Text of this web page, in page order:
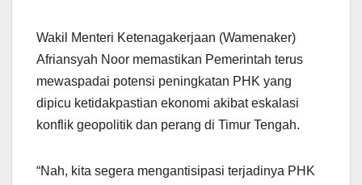
Wakil Menteri Ketenagakerjaan (Wamenaker)
Afriansyah Noor memastikan Pemerintah terus
mewaspadai potensi peningkatan PHK yang
dipicu ketidakpastian ekonomi akibat eskalasi
konflik geopolitik dan perang di Timur Tengah.
“Nah, kita segera mengantisipasi terjadinya PHK